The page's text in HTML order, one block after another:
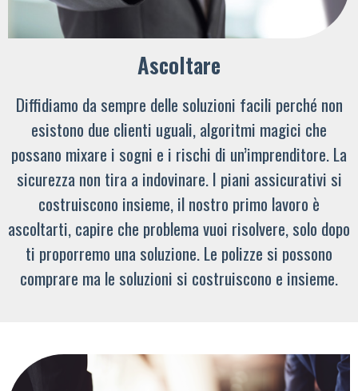
Ascoltare
Diffidiamo da sempre delle soluzioni facili perché non
esistono due clienti uguali, algoritmi magici che
possano mixare i sogni e i rischi di un’imprenditore. La
sicurezza non tira a indovinare. I piani assicurativi si
costruiscono insieme, il nostro primo lavoro è
ascoltarti, capire che problema vuoi risolvere, solo dopo
ti proporremo una soluzione. Le polizze si possono
comprare ma le soluzioni si costruiscono e insieme.